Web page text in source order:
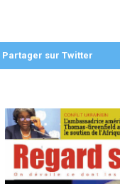
Partager sur Twitter